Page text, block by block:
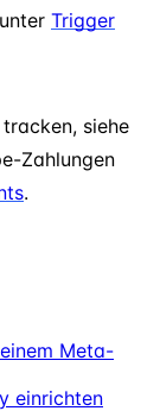
Trigger
siehe
Zahlungen
.
Meta-
einrichten